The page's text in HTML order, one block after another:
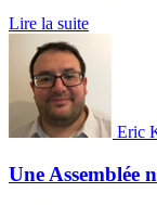
Lire la suite
Eric
Une Assemblée